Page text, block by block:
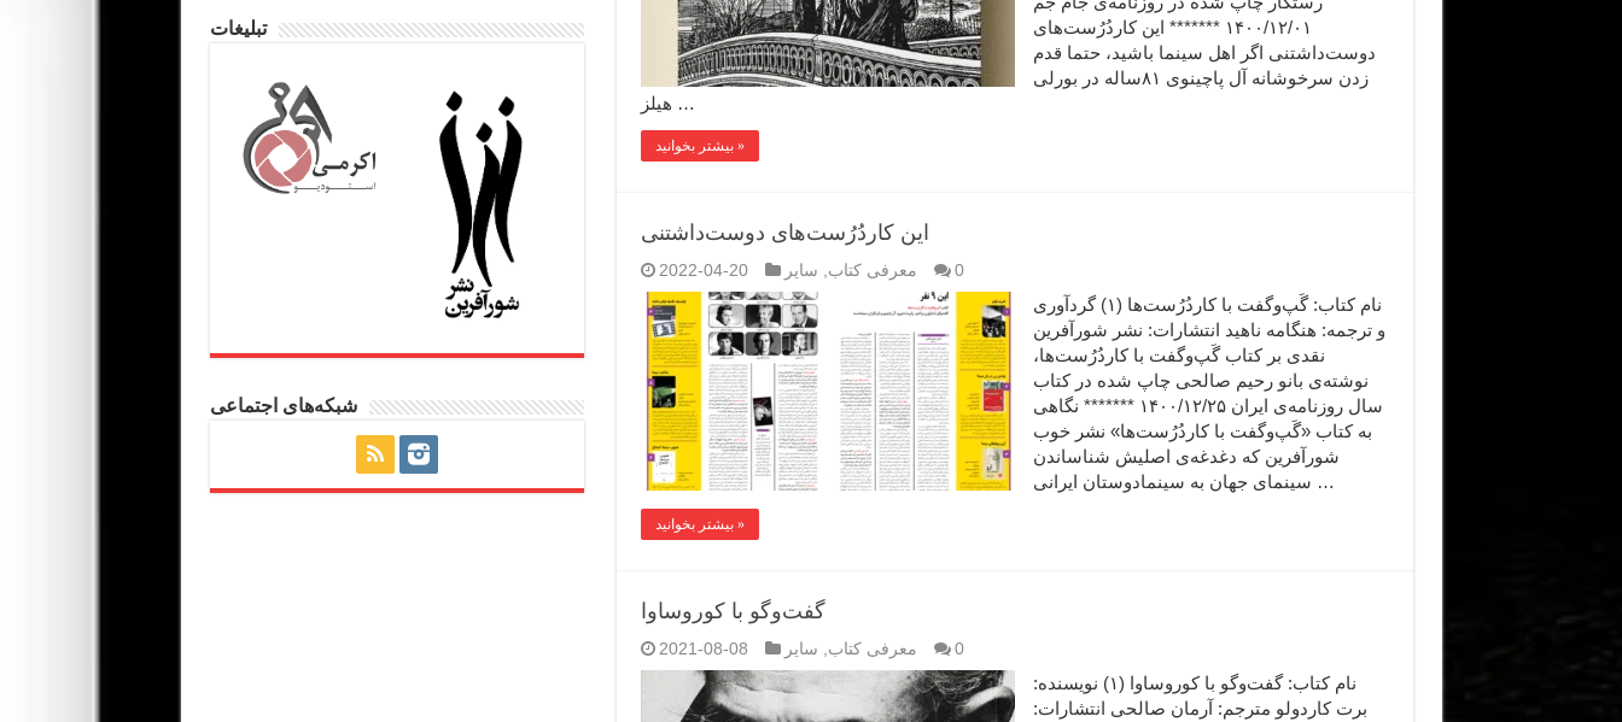
۱۴۰۰/۱۲/۰۱ ******* این کاردُرُست‌های
دوست‌داشتنی اگر اهل سینما باشید، حتما قدم
زدن سرخوشانه آل پاچینوی ۸۱ساله در بورلی
هیلز …
بیشتر بخوانید »
این کاردُرُست‌های دوست‌داشتنی
2022-04-20 معرفی کتاب سایر 0
نام کتاب: گَپ‌وگفت با کاردُرُست‌ها (۱) گردآوری
و ترجمه: هنگامه ناهید انتشارات: نشر شورآفرین
نقدی بر کتاب گَپ‌وگفت با کاردُرُست‌ها،
نوشته‌ی بانو رحیم صالحی چاپ شده در کتاب
سال روزنامه‌ی ایران ۱۴۰۰/۱۲/۲۵ ******* نگاهی
به کتاب «گَپ‌وگفت با کاردُرُست‌ها» نشر خوب
شورآفرین که دغدغه‌ی اصلیش شناساندن
سینمای جهان به سینمادوستان ایرانی …
بیشتر بخوانید »
گفت‌وگو با کوروساوا
2021-08-08 معرفی کتاب سایر 0
نام کتاب: گفت‌وگو با کوروساوا (۱) نویسنده:
برت کاردولو مترجم: آرمان صالحی انتشارات:
تبلیغات
شبکه‌های اجتماعی